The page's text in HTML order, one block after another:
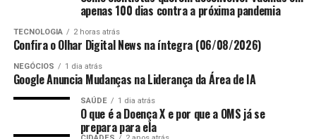
Do lado argentino, frustração pelo adiamento do sonho
do tetra e do desejo de “vingar” a Copa de 1994, também
nos Estados Unidos, quando Diego Maradona foi
suspenso durante o torneio pordoping.Sem esquecer
do adeus de Lionel Messi às Copas. Aos 39 anos, no
sexto Mundial da carreira, o camisa 10 se despede
com o título de 2022, dois vices (2014 e 2026) e o
apenas 100 dias contra a próxima pandemia
TECNOLOGIA 2 horas atrás
Confira o Olhar Digital News na íntegra (06/08/2026)
NEGÓCIOS 1 dia atrás
Google Anuncia Mudanças na Liderança da Área de IA
SAÚDE 1 dia atrás
O que é a Doença X e por que a OMS já se
prepara para ela